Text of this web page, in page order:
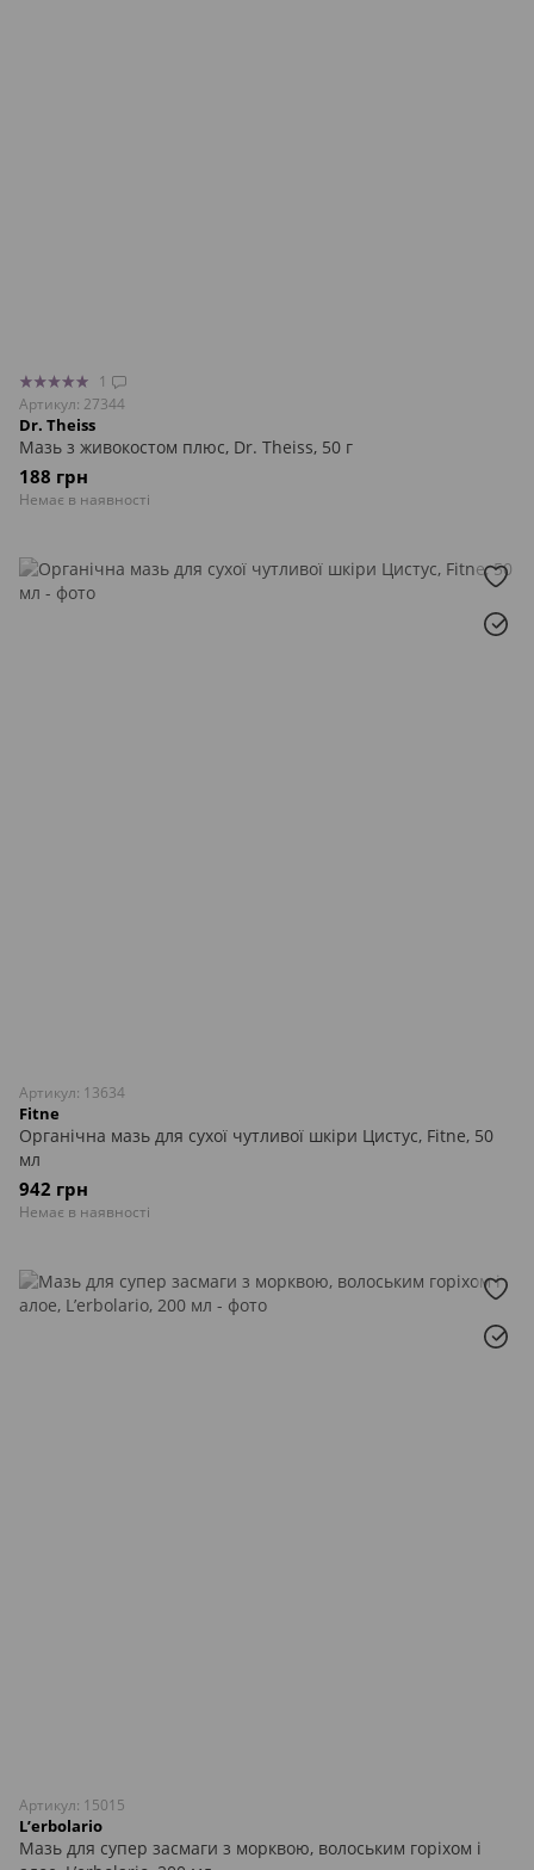
1
Артикул: 27344
Dr. Theiss
Мазь з живокостом плюс, Dr. Theiss, 50 г
188 грн
Немає в наявності
Артикул: 13634
Fitne
Органічна мазь для сухої чутливої шкіри Цистус, Fitne, 50
мл
942 грн
Немає в наявності
Артикул: 15015
L’erbolario
Мазь для супер засмаги з морквою, волоським горіхом і